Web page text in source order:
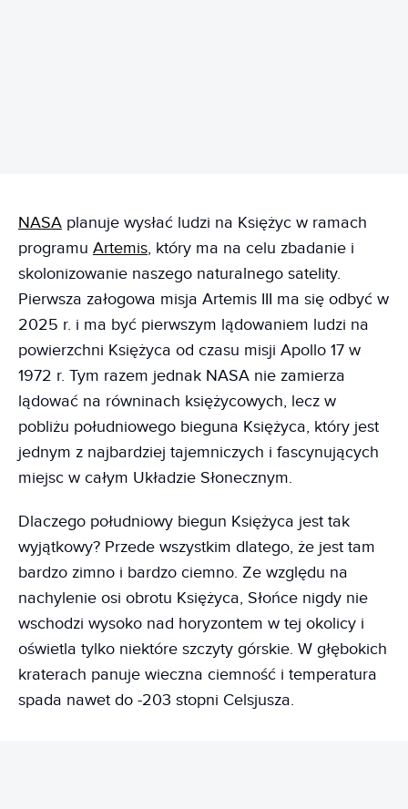
NASA planuje wysłać ludzi na Księżyc w ramach
programu Artemis, który ma na celu zbadanie i
skolonizowanie naszego naturalnego satelity.
Pierwsza załogowa misja Artemis III ma się odbyć w
2025 r. i ma być pierwszym lądowaniem ludzi na
powierzchni Księżyca od czasu misji Apollo 17 w
1972 r. Tym razem jednak NASA nie zamierza
lądować na równinach księżycowych, lecz w
pobliżu południowego bieguna Księżyca, który jest
jednym z najbardziej tajemniczych i fascynujących
miejsc w całym Układzie Słonecznym.
Dlaczego południowy biegun Księżyca jest tak
wyjątkowy? Przede wszystkim dlatego, że jest tam
bardzo zimno i bardzo ciemno. Ze względu na
nachylenie osi obrotu Księżyca, Słońce nigdy nie
wschodzi wysoko nad horyzontem w tej okolicy i
oświetla tylko niektóre szczyty górskie. W głębokich
kraterach panuje wieczna ciemność i temperatura
spada nawet do -203 stopni Celsjusza.